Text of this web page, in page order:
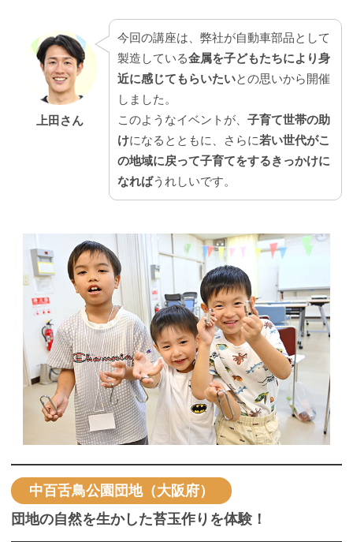
上田さん
今回の講座は、弊社が自動車部品として
製造している金属を子どもたちにより身
近に感じてもらいたいとの思いから開催
しました。
このようなイベントが、 子育て世帯の助
けになるとともに、さらに若い世代がこ
の地域に戻って子育てをするきっかけに
なればうれしいです。
中百舌鳥公園団地（大阪府）
団地の自然を生かした苔玉作りを体験！